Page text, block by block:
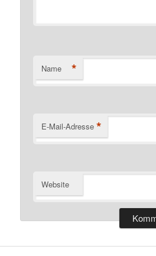
Name *
E-Mail-Adresse *
Website